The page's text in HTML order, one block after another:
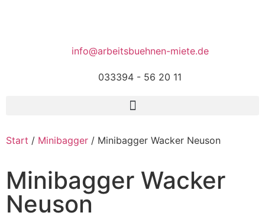
info@arbeitsbuehnen-miete.de
033394 - 56 20 11
Start / Minibagger / Minibagger Wacker Neuson
Minibagger Wacker
Neuson